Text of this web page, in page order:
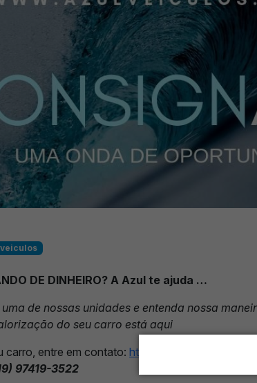
DE DINHEIRO? A Azul te ajuda …
de nossas unidades e entenda nossa
do seu carro está aqui
carro, entre em contato: https://
97419-3522